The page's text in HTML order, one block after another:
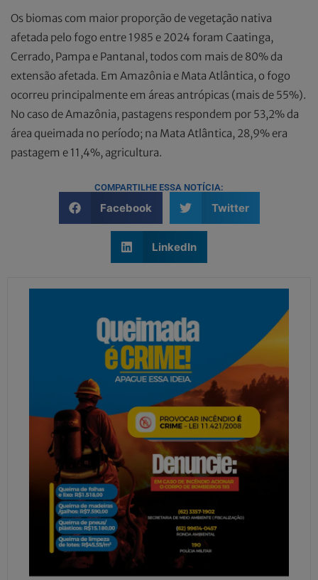
Os biomas com maior proporção de vegetação nativa
afetada pelo fogo entre 1985 e 2024 foram Caatinga,
Cerrado, Pampa e Pantanal, todos com mais de 80% da
extensão afetada. Em Amazônia e Mata Atlântica, o fogo
ocorreu principalmente em áreas antrópicas (mais de 55%).
No caso de Amazônia, pastagens respondem por 53,2% da
área queimada no período; na Mata Atlântica, 28,9% era
pastagem e 11,4%, agricultura.
COMPARTILHE ESSA NOTÍCIA:
Facebook Twitter
LinkedIn